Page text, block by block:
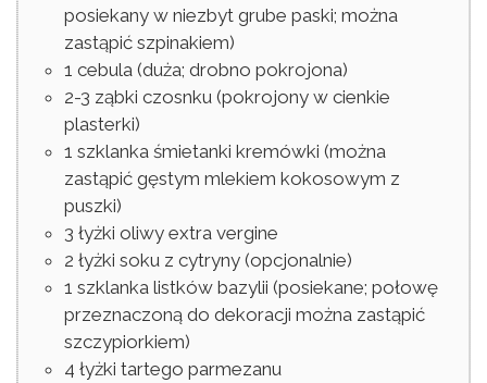
posiekany w niezbyt grube paski; można
zastąpić szpinakiem)
1 cebula (duża; drobno pokrojona)
2-3 ząbki czosnku (pokrojony w cienkie
plasterki)
1 szklanka śmietanki kremówki (można
zastąpić gęstym mlekiem kokosowym z
puszki)
3 łyżki oliwy extra vergine
2 łyżki soku z cytryny (opcjonalnie)
1 szklanka listków bazylii (posiekane; połowę
przeznaczoną do dekoracji można zastąpić
szczypiorkiem)
4 łyżki tartego parmezanu